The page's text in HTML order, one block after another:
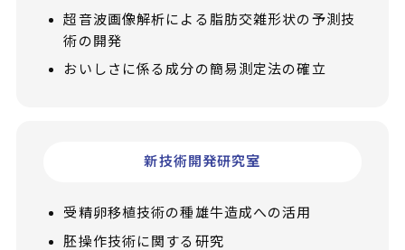
超音波画像解析による脂肪交雑形状の予測技
術の開発
おいしさに係る成分の簡易測定法の確立
新技術開発研究室
受精卵移植技術の種雄牛造成への活用
胚操作技術に関する研究